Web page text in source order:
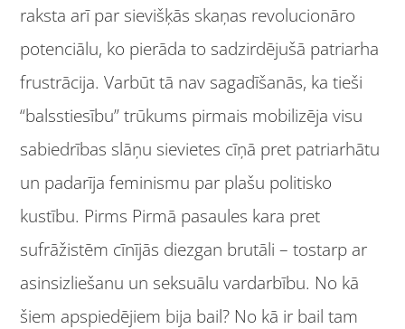
raksta arī par sievišķās skaņas revolucionāro
potenciālu, ko pierāda to sadzirdējušā patriarha
frustrācija. Varbūt tā nav sagadīšanās, ka tieši
“balsstiesību” trūkums pirmais mobilizēja visu
sabiedrības slāņu sievietes cīņā pret patriarhātu
un padarīja feminismu par plašu politisko
kustību. Pirms Pirmā pasaules kara pret
sufrāžistēm cīnījās diezgan brutāli – tostarp ar
asinsizliešanu un seksuālu vardarbību. No kā
šiem apspiedējiem bija bail? No kā ir bail tam